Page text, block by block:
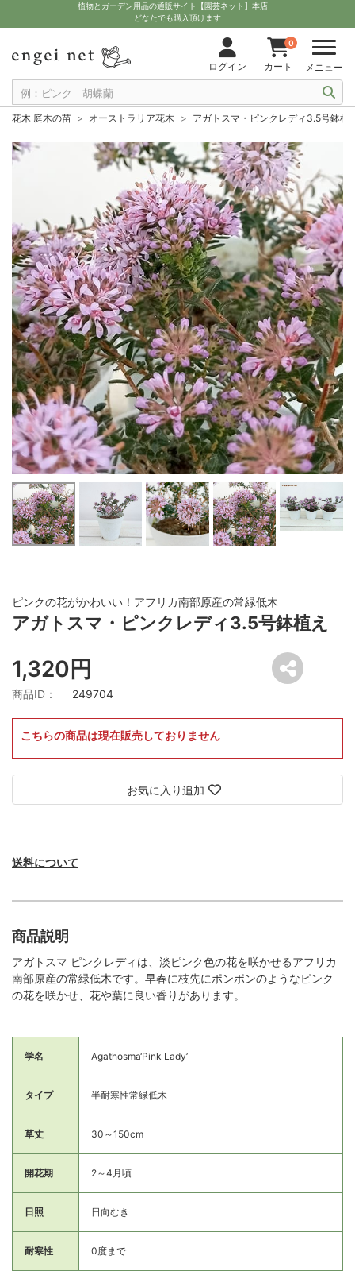
植物とガーデン用品の通販サイト【園芸ネット】本店
どなたでも購入頂けます
ログイン
0
カート メニュー
花木 庭木の苗 オーストラリア花木 アガトスマ・ピンクレディ3.5号鉢植
ピンクの花がかわいい！アフリカ南部原産の常緑低木
アガトスマ・ピンクレディ3.5号鉢植え
1,320円
商品ID： 249704
こちらの商品は現在販売しておりません
お気に入り追加
送料について
商品説明
アガトスマ ピンクレディは、淡ピンク色の花を咲かせるアフリカ
南部原産の常緑低木です。早春に枝先にポンポンのようなピンク
の花を咲かせ、花や葉に良い香りがあります。
学名 Agathosma‘Pink Lady’
タイプ 半耐寒性常緑低木
草丈 30～150cm
開花期 2～4月頃
日照 日向むき
耐寒性 0度まで